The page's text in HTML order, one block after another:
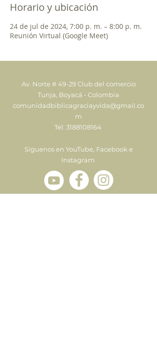
Horario y ubicación
24 de jul de 2024, 7:00 p. m. – 8:00 p. m.
Reunión Virtual (Google Meet)
Av. Norte # 49-29 Club del comercio
Tunja, Boyacá - Colombia
comunidadbiblicagraciayvida@gmail.co
m
Tel: 3188108164
Síguenos en YouTube, Facebook e
Instagram